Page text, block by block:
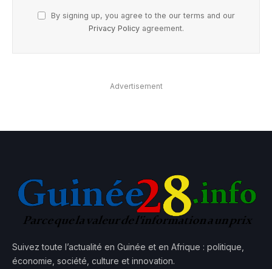
By signing up, you agree to the our terms and our
Privacy Policyagreement.
Advertisement
Suivez toute l’actualité en Guinée et en Afrique : politique,
économie, société, culture et innovation.